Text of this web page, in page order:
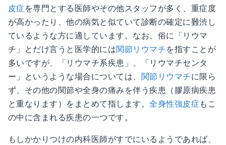
皮症 を専門とする医師やその他スタッフが多く、重症度
が高かったり、他の病気と似ていて診断の確定に難渋し
ているような方に適しています。なお、俗に「リウマ
チ」とだけ言うと医学的には関節リウマチを指すことが
多いですが、「リウマチ系疾患」、「リウマチセンタ
ー」というような場合については、 関節リウマチに限ら
ず、その他の関節や全身の痛みを伴う疾患（膠原病疾患
と重なります）をまとめて指します。全身性強皮症 もこ
の中に含まれる疾患の一つです。
もしかかりつけの内科医師がすでにいるようであれば、